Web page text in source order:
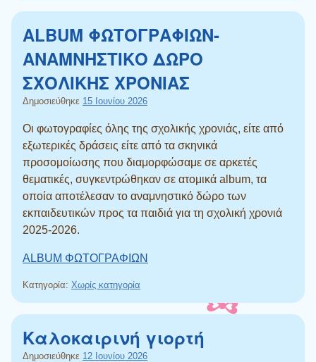
ALBUM ΦΩΤΟΓΡΑΦΙΩΝ-
ΑΝΑΜΝΗΣΤΙΚΟ ΔΩΡΟ
ΣΧΟΛΙΚΗΣ ΧΡΟΝΙΑΣ
Δημοσιεύθηκε 15 Ιουνίου 2026
Οι φωτογραφίες όλης της σχολικής χρονιάς, είτε από
εξωτερικές δράσεις είτε από τα σκηνικά
προσομοίωσης που διαμορφώσαμε σε αρκετές
θεματικές, συγκεντρώθηκαν σε ατομικά album, τα
οποία αποτέλεσαν το αναμνηστικό δώρο των
εκπαιδευτικών προς τα παιδιά για τη σχολική χρονιά
2025-2026.
ALBUM ΦΩΤΟΓΡΑΦΙΩΝ
Κατηγορία: Χωρίς κατηγορία
Καλοκαιρινή γιορτή
Δημοσιεύθηκε 12 Ιουνίου 2026